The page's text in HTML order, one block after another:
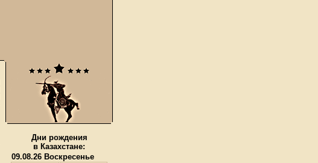
Дни рождения
в Казахстане:
09.08.26 Воскресенье